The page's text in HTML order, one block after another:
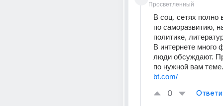
Просветленный
В соц. сетях полно
по саморазвитию,
политике,
В интернете много
люди обсуждают.
по нужной вам
bt.com/
0